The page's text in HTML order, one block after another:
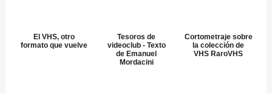
El VHS, otro
formato que vuelve
Tesoros de
videoclub - Texto
de Emanuel
Mordacini
Cortometraje sobre
la colección de
VHS RaroVHS